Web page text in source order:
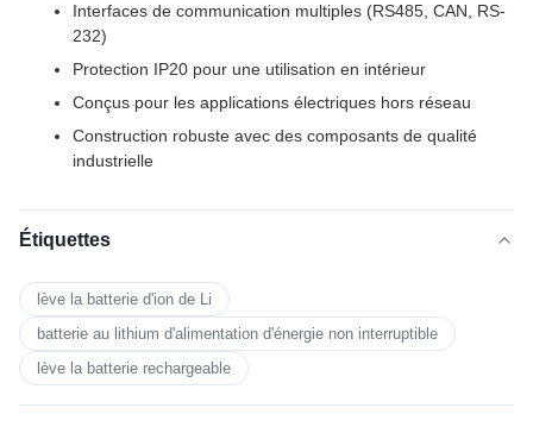
Interfaces de communication multiples (RS485, CAN, RS-
232)
Protection IP20 pour une utilisation en intérieur
Conçus pour les applications électriques hors réseau
Construction robuste avec des composants de qualité
industrielle
Étiquettes
lève la batterie d'ion de Li
batterie au lithium d'alimentation d'énergie non interruptible
lève la batterie rechargeable